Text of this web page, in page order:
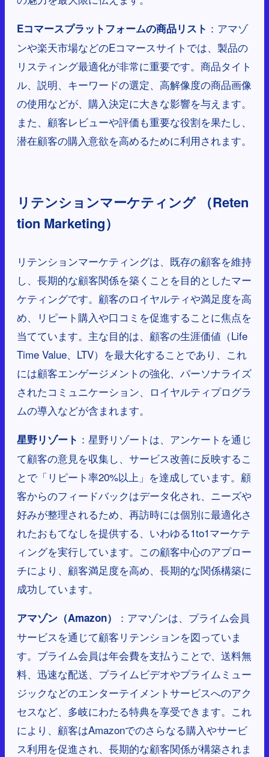
Eコマースプラットフォームの商品リスト ：アマゾ
ンや楽天市場などのEコマースサイトでは、製品の
リスティング最適化が非常に重要です。商品タイト
ル、説明、キーワードの選定、高解像度の商品画像
の使用などが、購入決定に大きな影響を与えます。
また、顧客レビューや評価も重要な役割を果たし、
潜在顧客の購入意欲を高めるために利用されます。
リテンションマーケティング （Reten
tion Marketing）
リテンションマーケティングは、既存の顧客を維持
し、長期的な顧客関係を築くことを目的としたマー
ケティングです。顧客のロイヤルティや満足度を高
め、リピート購入や口コミを促進することに焦点を
当てています。主な目的は、顧客の生涯価値（Life
Time Value、LTV）を最大化することであり、これ
には顧客エンゲージメントの強化、パーソナライズ
されたコミュニケーション、ロイヤルティプログラ
ムの導入などが含まれます。
星野リゾート ：星野リゾートは、アンケートを通じ
て顧客の意見を収集し、サービス改善に反映するこ
とで「リピート率20%以上」を達成しています。顧
客からのフィードバックはデータ化され、ニーズや
好みが整理されるため、再訪時には個別に最適化さ
れたおもてなしを提供する、いわゆる1to1マーケテ
ィングを実行しています。この顧客中心のアプロー
チにより、顧客満足度を高め、長期的な関係構築に
成功しています。
アマゾン（Amazon）
：アマゾンは、プライム会員
サービスを通じて顧客リテンションを図っていま
す。プライム会員は年会費を支払うことで、送料無
料、迅速な配送、プライムビデオやプライムミュー
ジックなどのエンターテイメントサービスへのアク
セスなど、多岐にわたる特典を享受できます。これ
により、顧客はAmazonでのさらなる購入やサービ
ス利用を促進され、長期的な顧客関係が構築されま